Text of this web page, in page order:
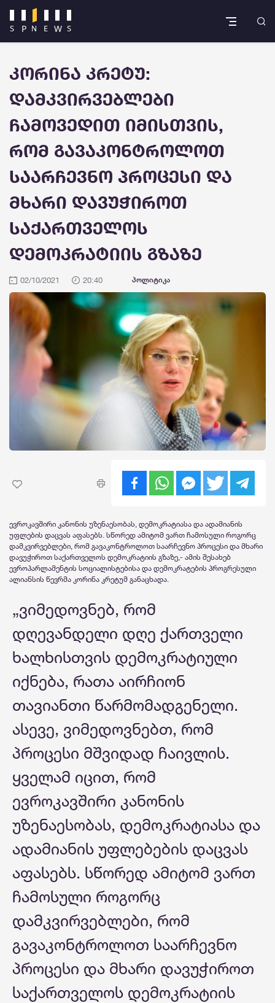
კორინა კრეტუ:
დამკვირვებლები
ჩამოვედით იმისთვის,
რომ გავაკონტროლოთ
საარჩევნო პროცესი და
მხარი დავუჭიროთ
საქართველოს
დემოკრატიის გზაზე
02/10/2021 20:40 პოლიტიკა
ევროკავშირი კანონის უზენაესობას, დემოკრატიასა და ადამიანის
უფლების დაცვას აფასებს. სწორედ ამიტომ ვართ ჩამოსული როგორც
დამკვირვებლები, რომ გავაკონტროლოთ საარჩევნო პროცესი და მხარი
დავუჭიროთ საქართველოს დემოკრატიის გზაზე,- ამის შესახებ
ევროპარლამენტის სოციალისტებისა და დემოკრატების პროგრესული
ალიანსის წევრმა კორინა კრეტუმ განაცხადა.
„ვიმედოვნებ, რომ
დღევანდელი დღე ქართველი
ხალხისთვის დემოკრატიული
იქნება, რათა აირჩიონ
თავიანთი წარმომადგენელი.
ასევე, ვიმედოვნებთ, რომ
პროცესი მშვიდად ჩაივლის.
ყველამ იცით, რომ
ევროკავშირი კანონის
უზენაესობას, დემოკრატიასა და
ადამიანის უფლებების დაცვას
აფასებს. სწორედ ამიტომ ვართ
ჩამოსული როგორც
დამკვირვებლები, რომ
გავაკონტროლოთ საარჩევნო
პროცესი და მხარი დავუჭიროთ
საქართველოს დემოკრატიის